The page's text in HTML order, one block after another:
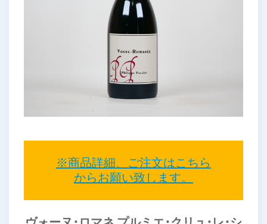
※商品詳細、ご注文はこちら
からお願い致します。